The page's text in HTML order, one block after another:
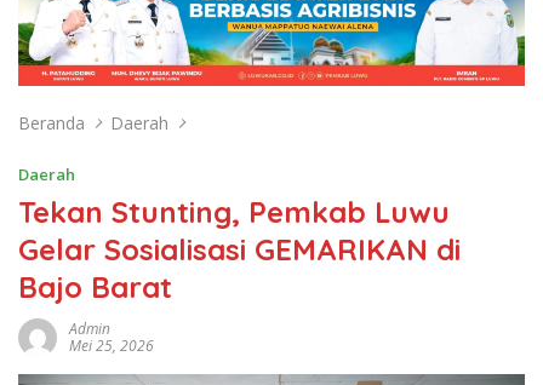
Beranda Daerah
Daerah
Tekan Stunting, Pemkab Luwu
Gelar Sosialisasi GEMARIKAN di
Bajo Barat
Admin
Mei 25, 2026